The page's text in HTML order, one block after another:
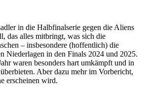
in die Halbfinalserie gegen die Aliens
das alles mitbringt, was sich die
– insbesondere (hoffentlich) die
Niederlagen in den Finals 2024 und 2025.
waren besonders hart umkämpft und in
Aber dazu mehr im Vorbericht,
erscheinen wird.